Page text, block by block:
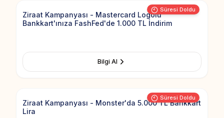
Süresi Doldu
Ziraat Kampanyası - Mastercard Logolu
Bankkart'ınıza FashFed'de 1.000 TL İndirim
Bilgi Al
Süresi Doldu
Add to
Ziraat Kampanyası - Monster'da 5.000 TL Bankkart
Lira